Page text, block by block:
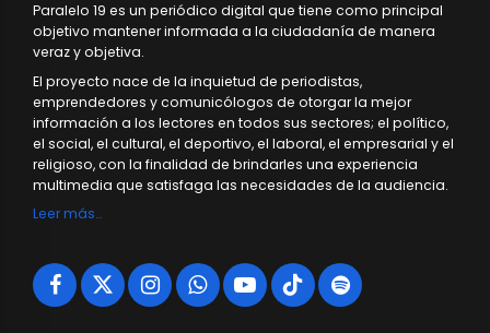
Paralelo 19 es un periódico digital que tiene como principal
objetivo mantener informada a la ciudadanía de manera
veraz y objetiva.
El proyecto nace de la inquietud de periodistas,
emprendedores y comunicólogos de otorgar la mejor
información a los lectores en todos sus sectores; el político,
el social, el cultural, el deportivo, el laboral, el empresarial y el
religioso, con la finalidad de brindarles una experiencia
multimedia que satisfaga las necesidades de la audiencia.
Leer más…